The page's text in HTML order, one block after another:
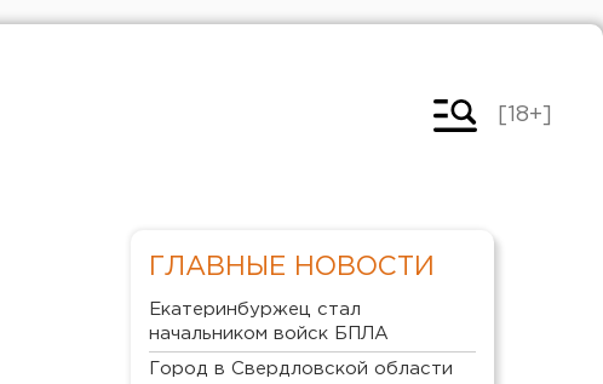
[18+]
ГЛАВНЫЕ НОВОСТИ
Екатеринбуржец стал
начальником войск БПЛА
Город в Свердловской области